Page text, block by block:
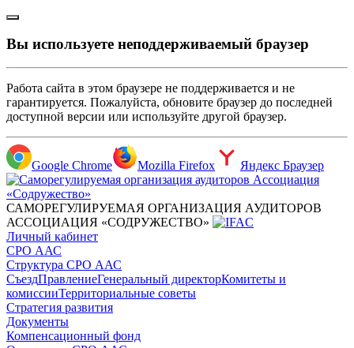
Вы используете неподдерживаемый браузер
Работа сайта в этом браузере не поддерживается и не
гарантируется. Пожалуйста, обновите браузер до последней
доступной версии или используйте другой браузер.
Google Chrome Mozilla Firefox Яндекс Браузер
САМОРЕГУЛИРУЕМАЯ ОРГАНИЗАЦИЯ АУДИТОРОВ
АССОЦИАЦИЯ «СОДРУЖЕСТВО»
Личный кабинет
СРО ААС
Структура СРО ААС
СъездПравлениеГенеральный директорКомитеты и
комиссииТерриториальные советы
Стратегия развития
Документы
Компенсационный фонд